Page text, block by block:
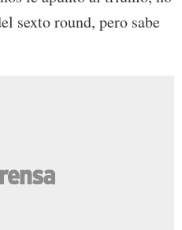
sexto round, pero sabe